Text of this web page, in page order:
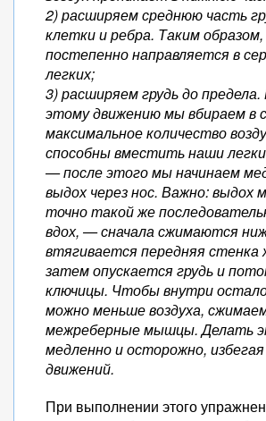
2) расширяем среднюю часть
клетки и ребра. Таким образом,
постепенно направляется в
легких;
3) расширяем грудь до
этому движению мы вбираем в
максимальное количество
способны вместить наши
— после этого мы начинаем
выдох через нос. Важно: выдох
точно такой же
вдох, — сначала сжимаются
втягивается передняя стенка
затем опускается грудь и
ключицы. Чтобы внутри
можно меньше воздуха,
межреберные мышцы. Делать
медленно и осторожно, избегая
движений.
При выполнении этого